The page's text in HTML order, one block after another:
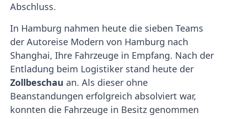
Abschluss.
In Hamburg nahmen heute die sieben Teams
der Autoreise Modern von Hamburg nach
Shanghai, Ihre Fahrzeuge in Empfang. Nach der
Entladung beim Logistiker stand heute der
Zollbeschau an. Als dieser ohne
Beanstandungen erfolgreich absolviert war,
konnten die Fahrzeuge in Besitz genommen